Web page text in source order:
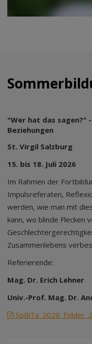
"Wer hat das sagen?"
Beziehungen
St. Virgil Salzburg
15. bis 18. Juli 2026
Im Rahmen der
Impulsreferaten,
werden, wie man mit
kann, wo blinde Flecken
Zusammenlebens
Referierende:
Mag. Dr. Erich Lehner
Univ.-Prof. Mag. Dr.